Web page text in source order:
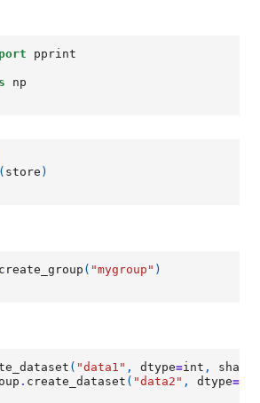
pprint
np
( store )
create_group ( "mygroup" )
( "data1" , dtype=int , shape
. create_dataset ( "data2" , dtype=